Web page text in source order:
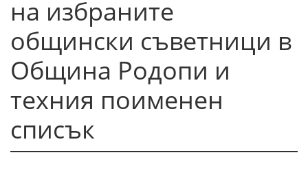
на избраните
общински съветници в
Община Родопи и
техния поименен
списък